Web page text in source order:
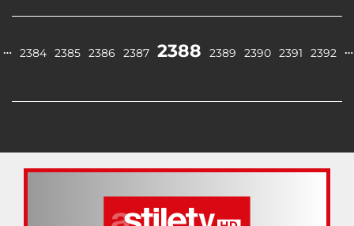
… 2384 2385 2386 2387 2388 2389 2390 2391 2392 …